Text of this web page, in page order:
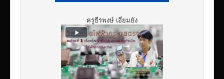
ครูธีรพงษ์ เอี่ยมยัง